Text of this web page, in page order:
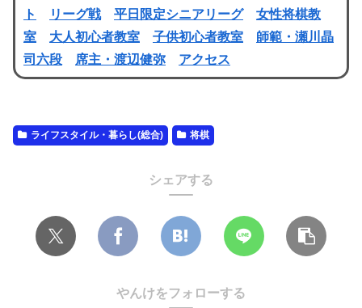
ト
リーグ戦 平日限定シニアリーグ
女性将棋教
室
大人初心者教室 子供初心者教室
師範・瀬川晶
司六段
席主・渡辺健弥 アクセス
ライフスタイル・暮らし(総合) 将棋
シェアする
やんけをフォローする